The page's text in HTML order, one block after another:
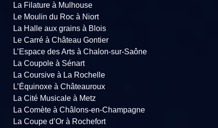
La Filature à Mulhouse
Le Moulin du Roc à Niort
La Halle aux grains à Blois
Le Carré à Château Gontier
L’Espace des Arts à Chalon-sur-Saône
La Coupole à Sénart
La Coursive à La Rochelle
L’Équinoxe à Châteauroux
La Cité Musicale à Metz
La Comète à Châlons-en-Champagne
La Coupe d’Or à Rochefort